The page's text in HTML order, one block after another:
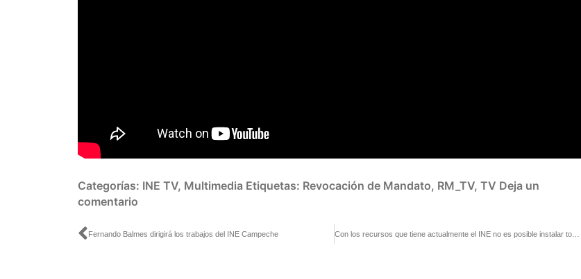
Categorías: INE TV, Multimedia Etiquetas: Revocación de Mandato, RM_TV, TV Deja un
comentario
Ant
Fernando Balmes dirigirá los trabajos del INE Campeche